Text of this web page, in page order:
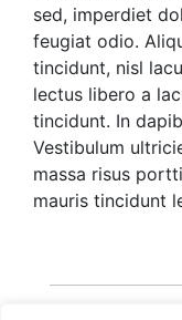
sed, imperdiet
feugiat odio.
tincidunt, nisl
lectus libero a
tincidunt. In
Vestibulum
massa risus
mauris tincidunt